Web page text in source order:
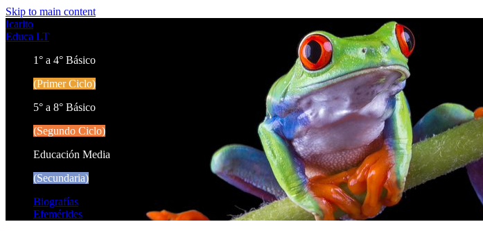
Skip to main content
Icarito
Educa LT
1° a 4° Básico
(Primer Ciclo)
5° a 8° Básico
(Segundo Ciclo)
Educación Media
(Secundaria)
Biografías
Efemérides